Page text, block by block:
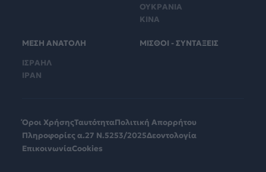
ΟΥΚΡΑΝΙΑ
ΚΙΝΑ
ΜΕΣΗ ΑΝΑΤΟΛΗ
ΙΣΡΑΗΛ
ΙΡΑΝ
ΜΙΣΘΟΙ - ΣΥΝΤΑΞΕΙΣ
Όροι ΧρήσηςΤαυτότηταΠολιτική Απορρήτου
Πληροφορίες α.27 Ν.5253/2025Δεοντολογία
ΕπικοινωνίαCookies